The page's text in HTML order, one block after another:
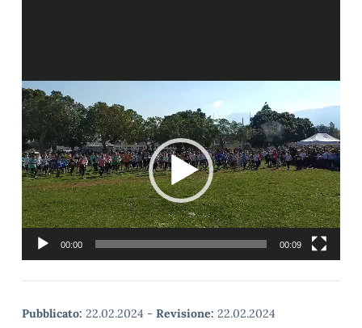
Video
Player
00:00 00:09
Pubblicato: 22.02.2024 - Revisione: 22.02.2024